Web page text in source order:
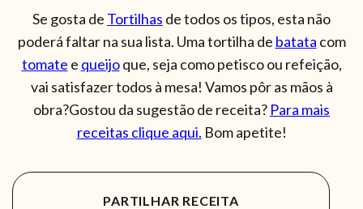
Se gosta de Tortilhas de todos os tipos, esta não
poderá faltar na sua lista. Uma tortilha de batata com
tomate e queijoque, seja como petisco ou refeição,
vai satisfazer todos à mesa! Vamos pôr as mãos à
obra?Gostou da sugestão de receita? Para mais
receitas clique aqui. Bom apetite!
PARTILHAR RECEITA